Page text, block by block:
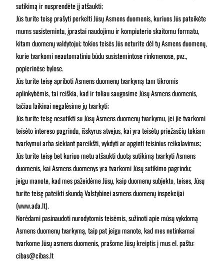
sutikimą ir nusprendėte jį atšaukti;
Jūs turite teisę prašyti perkelti Jūsų Asmens duomenis, kuriuos Jūs pateikėte
mums susistemintu, įprastai naudojimu ir kompiuterio skaitomu formatu,
kitam duomenų valdytojui; tokios teisės Jūs neturite dėl tų Asmens duomenų,
kurie tvarkomi neautomatiniu būdu susistemintose rinkmenose, pvz.,
popierinėse bylose.
Jūs turite teisę apriboti Asmens duomenų tvarkymą tam tikromis
aplinkybėmis, tai reiškia, kad ir toliau saugosime Jūsų Asmens duomenis,
tačiau laikinai negalėsime jų tvarkyti;
Jūs turite teisę nesutikti su Jūsų Asmens duomenų tvarkymu, jei jie tvarkomi
teisėto intereso pagrindu, išskyrus atvejus, kai yra teisėtų priežasčių tokiam
tvarkymui arba siekiant pareikšti, vykdyti ar apginti teisinius reikalavimus;
Jūs turite teisę bet kuriuo metu atšaukti duotą sutikimą tvarkyti Asmens
duomenis, kai Asmens duomenys yra tvarkomi Jūsų sutikimo pagrindu;
jeigu manote, kad mes pažeidėme Jūsų, kaip duomenų subjekto, teises, Jūsų
turite teisę pateikti skundą Valstybinei asmens duomenų inspekcijai
(www.ada.lt).
Norėdami pasinaudoti nurodytomis teisėmis, sužinoti apie mūsų vykdomą
Asmens duomenų tvarkymą, taip pat jeigu manote, kad mes netinkamai
tvarkome Jūsų asmens duomenis, prašome Jūsų kreiptis į mus el. paštu:
cibas@cibas.lt